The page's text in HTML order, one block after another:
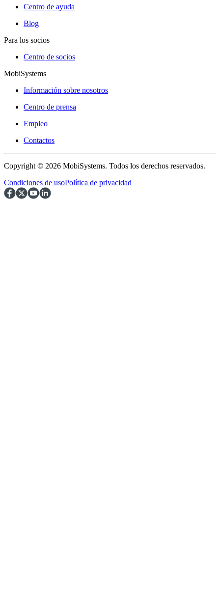
Centro de ayuda
Blog
Para los socios
Centro de socios
MobiSystems
Información sobre nosotros
Centro de prensa
Empleo
Contactos
Copyright © 2026 MobiSystems. Todos los derechos reservados.
Condiciones de usoPolítica de privacidad